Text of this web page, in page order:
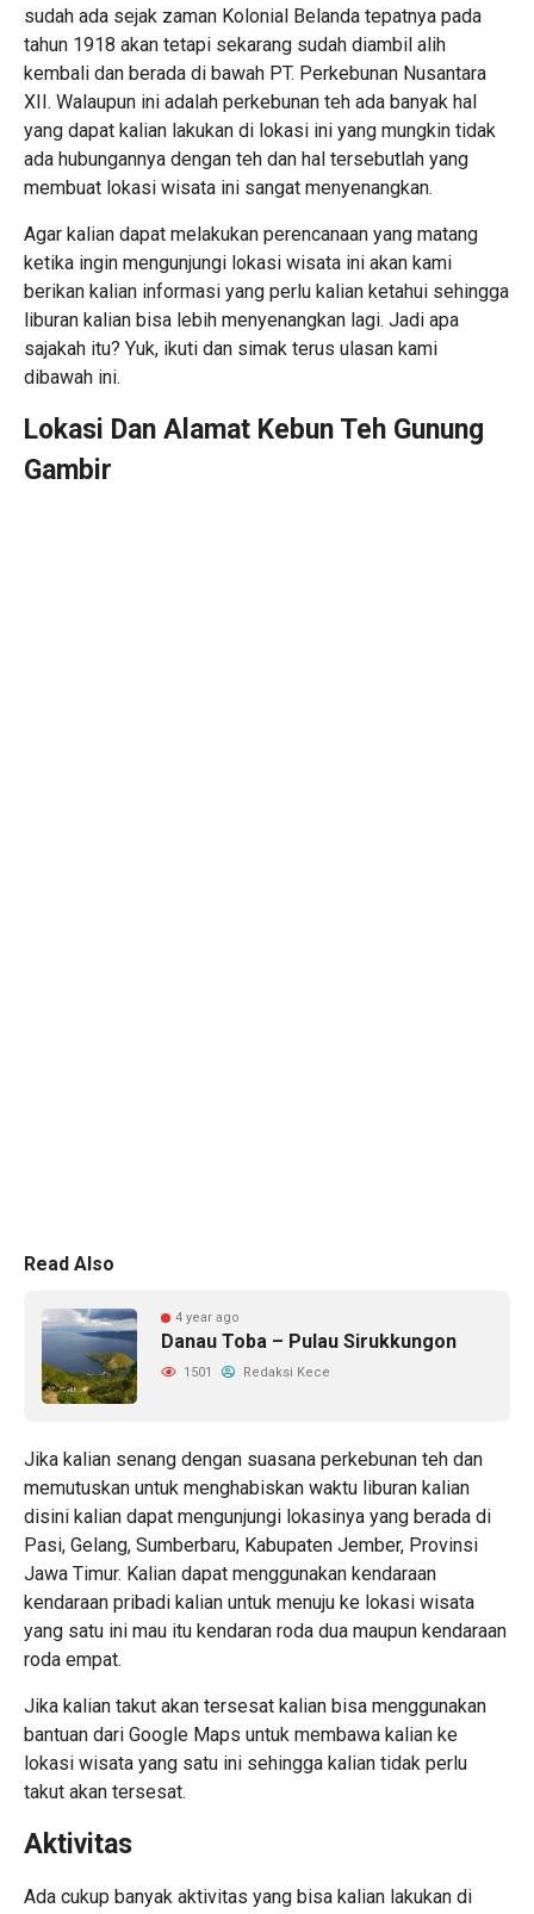
sudah ada sejak zaman Kolonial Belanda tepatnya pada
tahun 1918 akan tetapi sekarang sudah diambil alih
kembali dan berada di bawah PT. Perkebunan Nusantara
XII. Walaupun ini adalah perkebunan teh ada banyak hal
yang dapat kalian lakukan di lokasi ini yang mungkin tidak
ada hubungannya dengan teh dan hal tersebutlah yang
membuat lokasi wisata ini sangat menyenangkan.
Agar kalian dapat melakukan perencanaan yang matang
ketika ingin mengunjungi lokasi wisata ini akan kami
berikan kalian informasi yang perlu kalian ketahui sehingga
liburan kalian bisa lebih menyenangkan lagi. Jadi apa
sajakah itu? Yuk, ikuti dan simak terus ulasan kami
dibawah ini.
Lokasi Dan Alamat Kebun Teh Gunung
Gambir
Read Also
4 year ago
Danau Toba – Pulau Sirukkungon
1501 Redaksi Kece
Jika kalian senang dengan suasana perkebunan teh dan
memutuskan untuk menghabiskan waktu liburan kalian
disini kalian dapat mengunjungi lokasinya yang berada di
Pasi, Gelang, Sumberbaru, Kabupaten Jember, Provinsi
Jawa Timur. Kalian dapat menggunakan kendaraan
kendaraan pribadi kalian untuk menuju ke lokasi wisata
yang satu ini mau itu kendaran roda dua maupun kendaraan
roda empat.
Jika kalian takut akan tersesat kalian bisa menggunakan
bantuan dari Google Maps untuk membawa kalian ke
lokasi wisata yang satu ini sehingga kalian tidak perlu
takut akan tersesat.
Aktivitas
Ada cukup banyak aktivitas yang bisa kalian lakukan di